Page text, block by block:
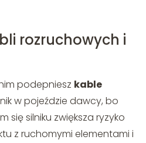
rozruchowych i
podepniesz kable
w pojeździe dawcy, bo
silniku zwiększa ryzyko
z ruchomymi elementami i